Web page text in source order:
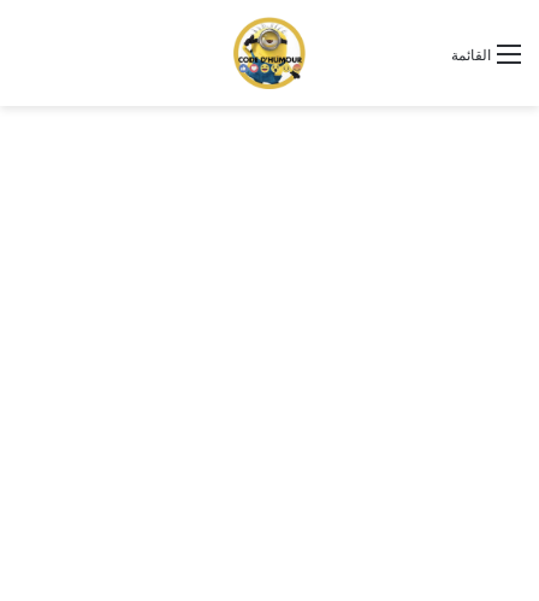
القائمة